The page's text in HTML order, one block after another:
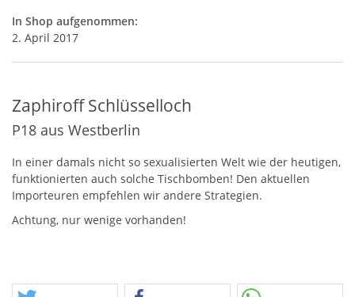
In Shop aufgenommen:
2. April 2017
Zaphiroff Schlüsselloch
P18 aus Westberlin
In einer damals nicht so sexualisierten Welt wie der heutigen,
funktionierten auch solche Tischbomben! Den aktuellen
Importeuren empfehlen wir andere Strategien.
Achtung, nur wenige vorhanden!